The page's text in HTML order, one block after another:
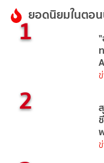
ยอดนิยมในตอ
1
2